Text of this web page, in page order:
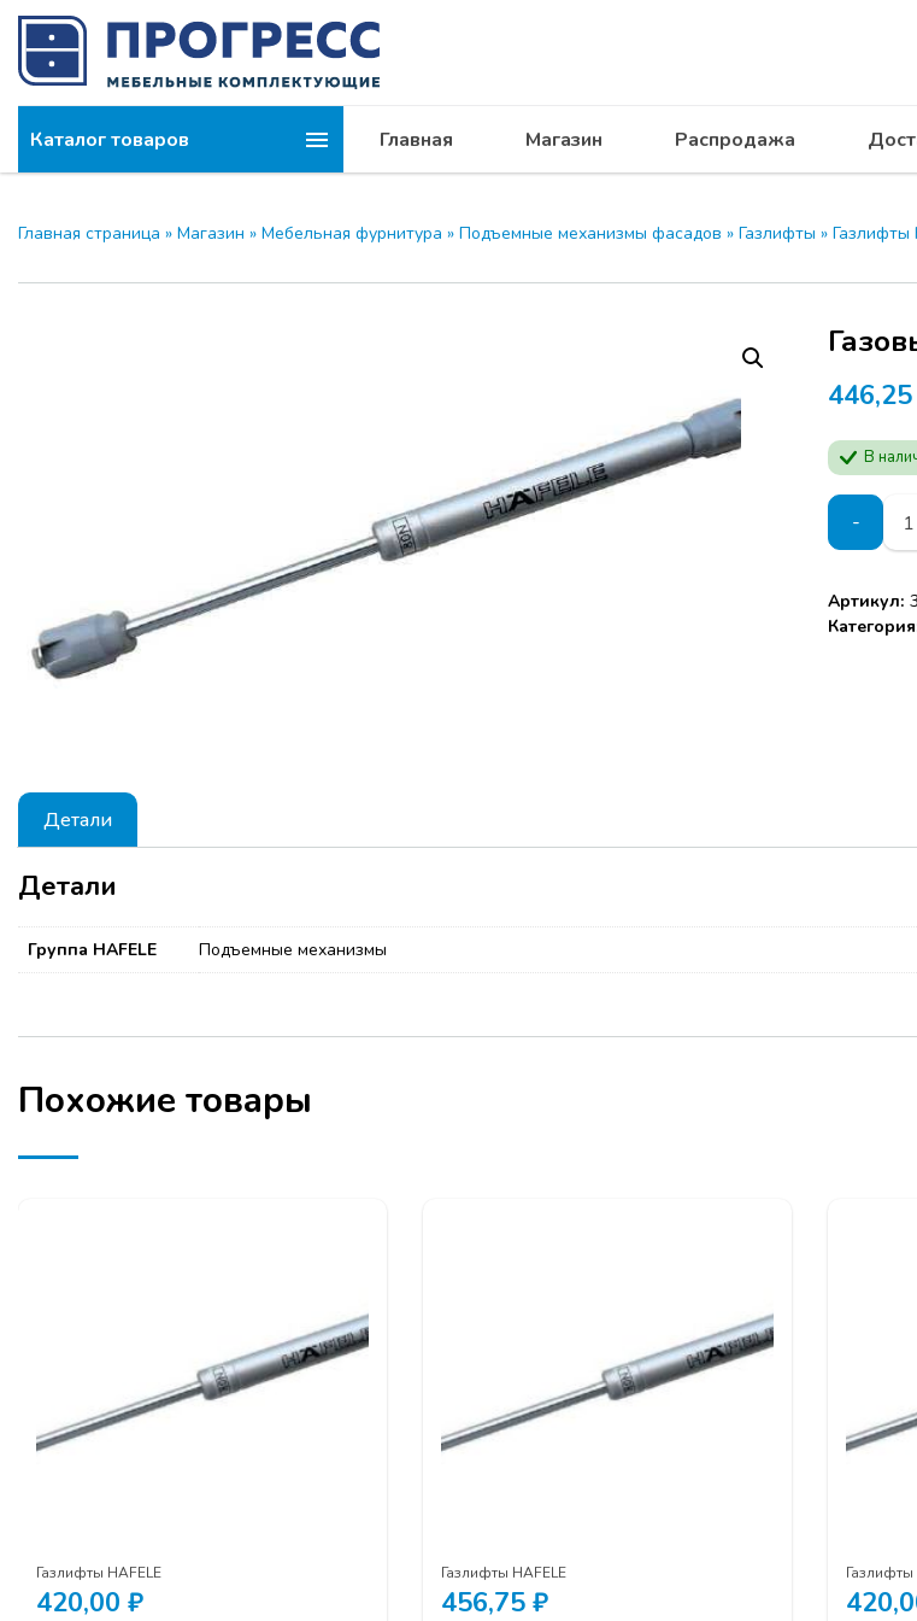
Каталог товаров Главная Магазин Распродажа
Главная страница » Магазин » Мебельная фурнитура » Подъемные механизмы фасадов » Газлифты » Газлифты
446,25
В
-
Количество
товара
лифт,
нагрузка
Артикул:
Детали
Детали
Группа HAFELE Подъемные механизмы
Похожие товары
Газлифты HAFELE
420,00 ₽
Газлифты HAFELE
456,75 ₽
Газлифты